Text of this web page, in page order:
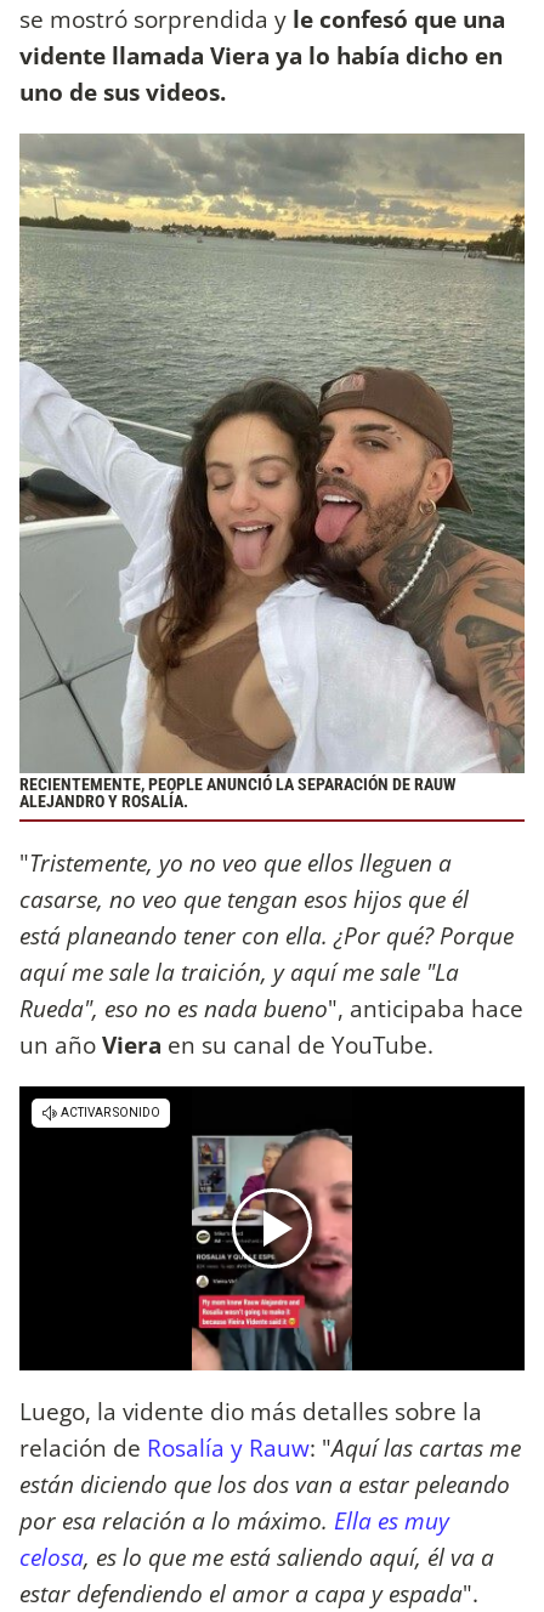
se mostró sorprendida y le confesó que una
vidente llamada Viera ya lo había dicho en
uno de sus videos.
RECIENTEMENTE, PEOPLE ANUNCIÓ LA SEPARACIÓN DE RAUW
ALEJANDRO Y ROSALÍA.
"Tristemente, yo no veo que ellos lleguen a
casarse, no veo que tengan esos hijos que él
está planeando tener con ella. ¿Por qué? Porque
aquí me sale la traición, y aquí me sale "La
Rueda", eso no es nada bueno", anticipaba hace
un añoViera en su canal de YouTube.
Luego, la vidente dio más detalles sobre la
relación de Rosalía y Rauw: "Aquí las cartas me
están diciendo que los dos van a estar peleando
por esa relación a lo máximo. Ella es muy
celosa, es lo que me está saliendo aquí, él va a
estar defendiendo el amor a capa y espada".